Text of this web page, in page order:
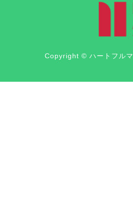
Copyright © ハートフル